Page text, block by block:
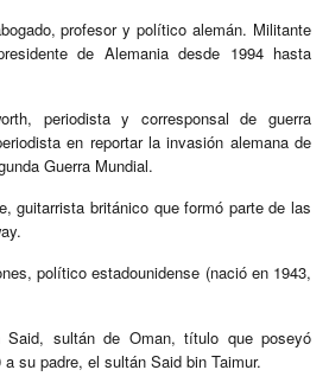
profesor y político alemán. Militante
de Alemania desde 1994 hasta
periodista y corresponsal de guerra
en reportar la invasión alemana de
Guerra Mundial.
guitarrista británico que formó parte de las
político estadounidense (nació en 1943,
Said, sultán de Oman, título que poseyó
su padre, el sultán Said bin Taimur.